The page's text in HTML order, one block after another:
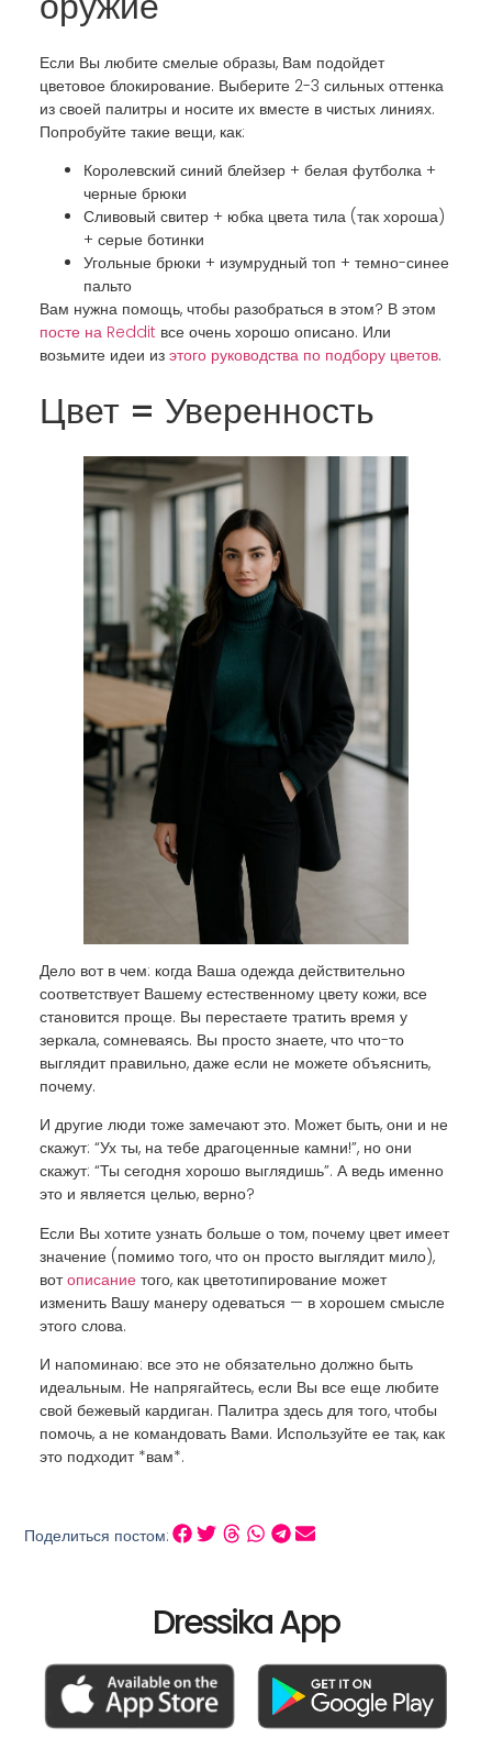
Если Вы любите смелые образы, Вам подойдет
цветовое блокирование. Выберите 2-3 сильных оттенка
из своей палитры и носите их вместе в чистых линиях.
Попробуйте такие вещи, как:
Королевский синий блейзер + белая футболка +
черные брюки
Сливовый свитер + юбка цвета тила (так хороша)
+ серые ботинки
Угольные брюки + изумрудный топ + темно-синее
пальто
Вам нужна помощь, чтобы разобраться в этом? В этом
посте на Reddit все очень хорошо описано. Или
возьмите идеи из этого руководства по подбору цветов.
Цвет = Уверенность
Дело вот в чем: когда Ваша одежда действительно
соответствует Вашему естественному цвету кожи, все
становится проще. Вы перестаете тратить время у
зеркала, сомневаясь. Вы просто знаете, что что-то
выглядит правильно, даже если не можете объяснить,
почему.
И другие люди тоже замечают это. Может быть, они и не
скажут: “Ух ты, на тебе драгоценные камни!”, но они
скажут: “Ты сегодня хорошо выглядишь”. А ведь именно
это и является целью, верно?
Если Вы хотите узнать больше о том, почему цвет имеет
значение (помимо того, что он просто выглядит мило),
вотописаниетого, как цветотипирование может
изменить Вашу манеру одеваться — в хорошем смысле
этого слова.
И напоминаю: все это не обязательно должно быть
идеальным. Не напрягайтесь, если Вы все еще любите
свой бежевый кардиган. Палитра здесь для того, чтобы
помочь, а не командовать Вами. Используйте ее так, как
это подходит *вам*.
Поделиться постом:
Dressika App